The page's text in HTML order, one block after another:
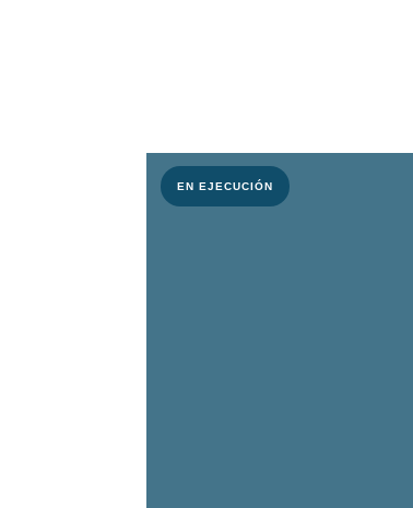
EN EJECUCIÓN